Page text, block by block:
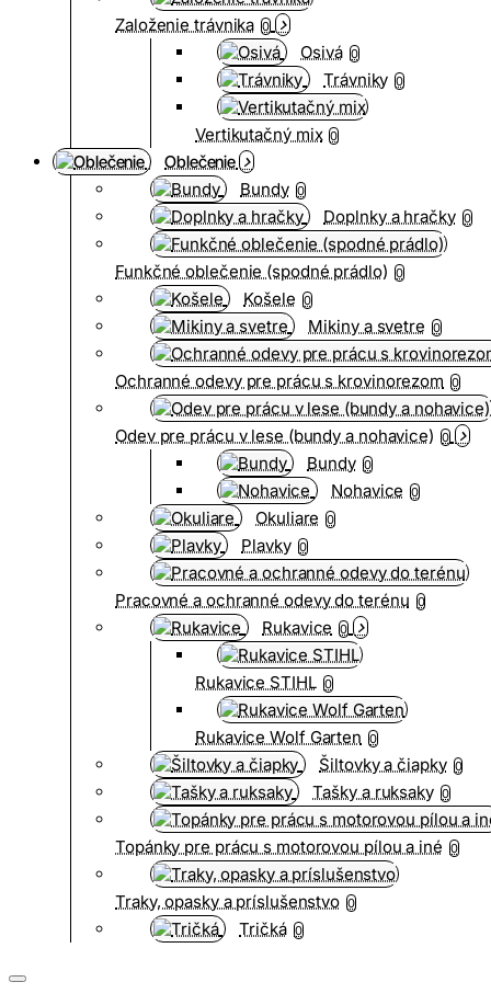
Založenie trávnika 0
Osivá 0
Trávniky 0
Vertikutačný mix 0
Oblečenie
Bundy 0
Doplnky a hračky 0
Funkčné oblečenie (spodné prádlo) 0
Košele 0
Mikiny a svetre 0
Ochranné odevy pre prácu s krovinorezom 0
Odev pre prácu v lese (bundy a nohavice) 0
Bundy 0
Nohavice 0
Okuliare 0
Plavky 0
Pracovné a ochranné odevy do terénu 0
Rukavice 0
Rukavice STIHL 0
Rukavice Wolf Garten 0
Šiltovky a čiapky 0
Tašky a ruksaky 0
Topánky pre prácu s motorovou pílou a iné 0
Traky, opasky a príslušenstvo 0
Tričká 0